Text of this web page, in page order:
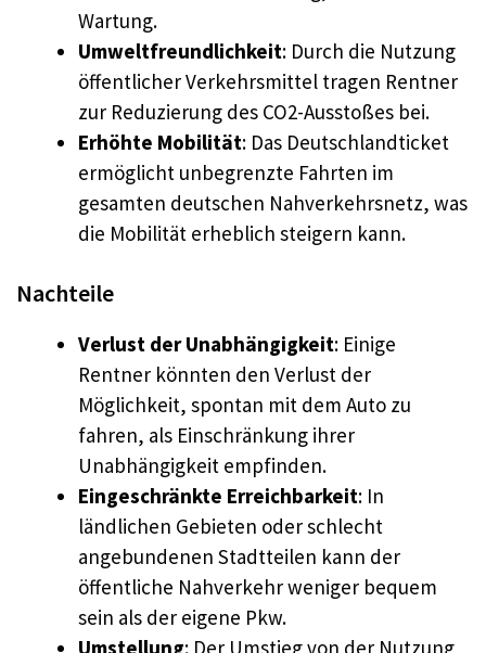
Wartung.
Umweltfreundlichkeit: Durch die Nutzung
öffentlicher Verkehrsmittel tragen Rentner
zur Reduzierung des CO2-Ausstoßes bei.
Erhöhte Mobilität: Das Deutschlandticket
ermöglicht unbegrenzte Fahrten im
gesamten deutschen Nahverkehrsnetz, was
die Mobilität erheblich steigern kann.
Nachteile
Verlust der Unabhängigkeit: Einige
Rentner könnten den Verlust der
Möglichkeit, spontan mit dem Auto zu
fahren, als Einschränkung ihrer
Unabhängigkeit empfinden.
Eingeschränkte Erreichbarkeit: In
ländlichen Gebieten oder schlecht
angebundenen Stadtteilen kann der
öffentliche Nahverkehr weniger bequem
sein als der eigene Pkw.
Umstellung: Der Umstieg von der Nutzung